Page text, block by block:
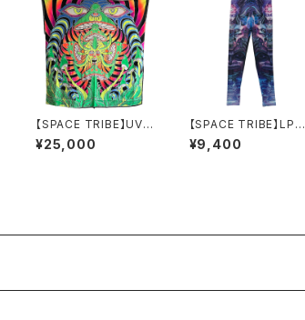
【SPACE TRIBE】UVバ
ナーfungaleyes
¥25,000
【SPACE TRIBE】LP10
2 DP027V：サブリミナ
ルレギンスViolet Fox
¥9,400